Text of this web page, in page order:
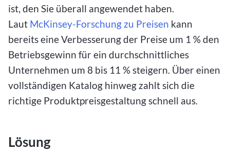
ist, den Sie überall angewendet haben.
Laut McKinsey-Forschung zu Preisen kann
bereits eine Verbesserung der Preise um 1 % den
Betriebsgewinn für ein durchschnittliches
Unternehmen um 8 bis 11 % steigern. Über einen
vollständigen Katalog hinweg zahlt sich die
richtige Produktpreisgestaltung schnell aus.
Lösung